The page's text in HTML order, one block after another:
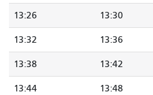
13:26 13:30
13:32 13:36
13:38 13:42
13:44 13:48